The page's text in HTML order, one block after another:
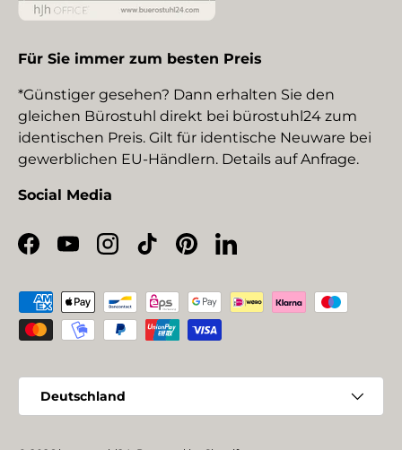
Für Sie immer zum besten Preis
*Günstiger gesehen? Dann erhalten Sie den
gleichen Bürostuhl direkt bei bürostuhl24 zum
identischen Preis. Gilt für identische Neuware bei
gewerblichen EU-Händlern. Details auf Anfrage.
Social Media
Facebook
YouTubeInstagram
TikTokPinterestLinkedIn
Zahlungsmethoden
Deutschland